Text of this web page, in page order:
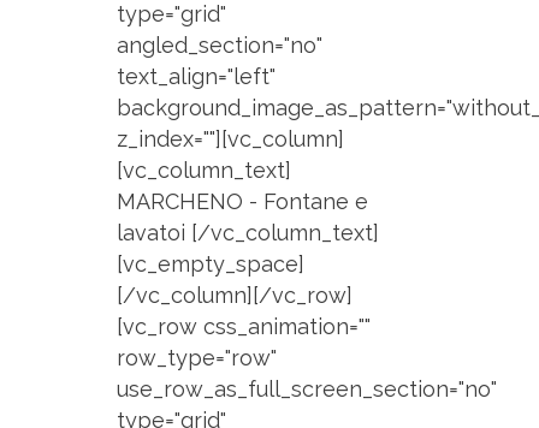
type="grid"
angled_section="no"
text_align="left"
z_index=""][vc_column]
[vc_column_text]
MARCHENO - Fontane e
lavatoi [/vc_column_text]
[vc_empty_space]
[/vc_column][/vc_row]
[vc_row css_animation=""
row_type="row"
use_row_as_full_screen_section="no"
type="grid"